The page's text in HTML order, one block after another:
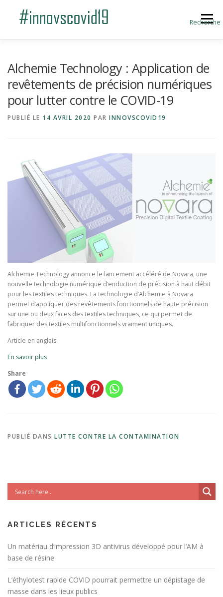
Recherche
Menu
SOUMETTRE UNE INNOVATION
Alchemie Technology : Application de
revêtements de précision numériques
pour lutter contre le COVID-19
PUBLIÉ LE 14 AVRIL 2020 PAR INNOVSCOVID19
Alchemie Technology annonce le lancement accéléré de Novara, une
nouvelle technologie numérique d’enduction de précision à haut débit
pour les textiles techniques. La technologie d’Alchemie à Novara
permet d’appliquer des revêtements fonctionnels de haute précision
sur une ou deux faces des textiles techniques, ce qui permet de
fabriquer des textiles multifonctionnels vraiment uniques.
Article en anglais
En savoir plus
Share
PUBLIÉ DANS LUTTE CONTRE LA CONTAMINATION
ARTICLES RÉCENTS
Un matériau d’impression 3D antivirus développé pour l’AM à
base de résine
L’éthylotest rapide COVID pourrait permettre un dépistage de
masse dans les lieux publics